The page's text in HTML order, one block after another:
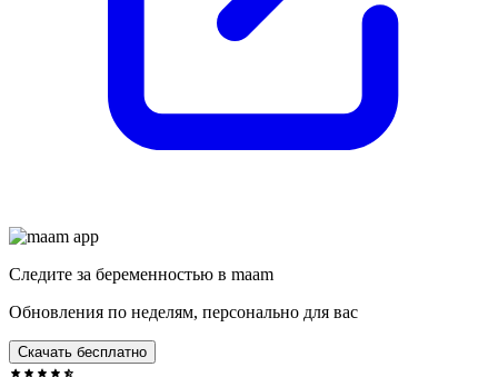
Следите за беременностью в maam
Обновления по неделям, персонально для вас
Скачать бесплатно